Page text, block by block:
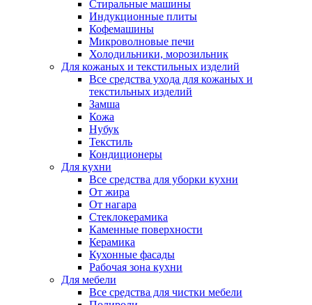
Стиральные машины
Индукционные плиты
Кофемашины
Микроволновые печи
Холодильники, морозильник
Для кожаных и текстильных изделий
Все средства ухода для кожаных и
текстильных изделий
Замша
Кожа
Нубук
Текстиль
Кондиционеры
Для кухни
Все средства для уборки кухни
От жира
От нагара
Стеклокерамика
Каменные поверхности
Керамика
Кухонные фасады
Рабочая зона кухни
Для мебели
Все средства для чистки мебели